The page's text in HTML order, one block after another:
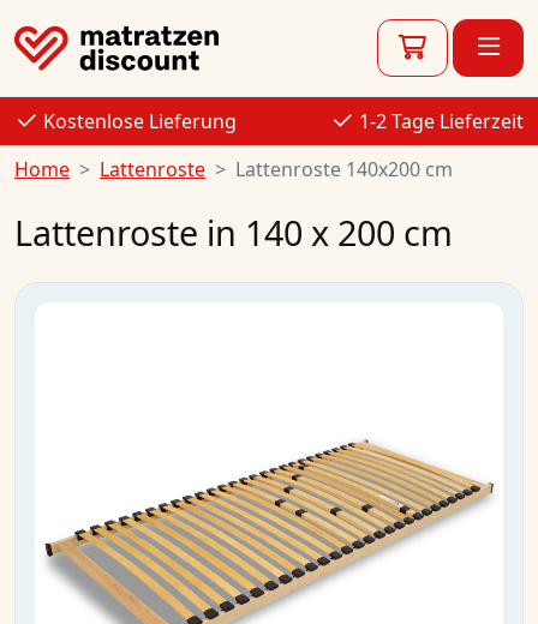
Kostenlose Lieferung
1-2 Tage Lieferzeit
Home
Lattenroste Lattenroste 140x200 cm
Lattenroste in 140 x 200 cm